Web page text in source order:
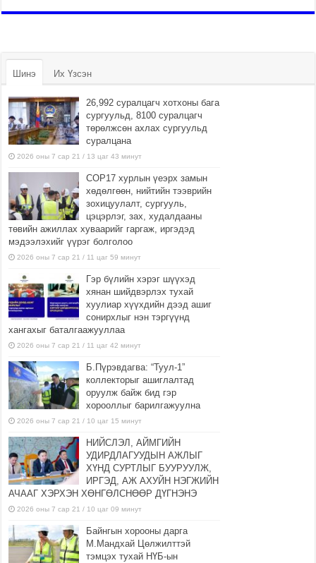
Шинэ Их Үзсэн
26,992 суралцагч хотхоны бага
сургуульд, 8100 суралцагч
төрөлжсөн ахлах сургуульд
суралцана
2026 оны 7 сар 21 / 13 цаг 43 минут
COP17 хурлын үеэрх замын
хөдөлгөөн, нийтийн тээврийн
зохицуулалт, сургууль,
цэцэрлэг, зах, худалдааны
төвийн ажиллах хуваарийг гаргаж, иргэдэд
мэдээлэхийг үүрэг болголоо
2026 оны 7 сар 21 / 11 цаг 59 минут
Гэр бүлийн хэрэг шүүхэд
хянан шийдвэрлэх тухай
хуулиар хүүхдийн дээд ашиг
сонирхлыг нэн тэргүүнд
хангахыг баталгаажууллаа
2026 оны 7 сар 21 / 11 цаг 42 минут
Б.Пүрэвдагва: “Туул-1”
коллекторыг ашиглалтад
оруулж байж бид гэр
хорооллыг барилгажуулна
2026 оны 7 сар 21 / 10 цаг 15 минут
НИЙСЛЭЛ, АЙМГИЙН
УДИРДЛАГУУДЫН АЖЛЫГ
ХҮНД СУРТЛЫГ БУУРУУЛЖ,
ИРГЭД, АЖ АХУЙН НЭГЖИЙН
АЧААГ ХЭРХЭН ХӨНГӨЛСНӨӨР ДҮГНЭНЭ
2026 оны 7 сар 21 / 10 цаг 09 минут
Байнгын хорооны дарга
М.Мандхай Цөлжилттэй
тэмцэх тухай НҮБ-ын